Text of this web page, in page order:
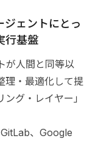
ジェントにとっ
行基盤
が人間と同等以
理・最適化して提
グ・レイヤー」
、Google